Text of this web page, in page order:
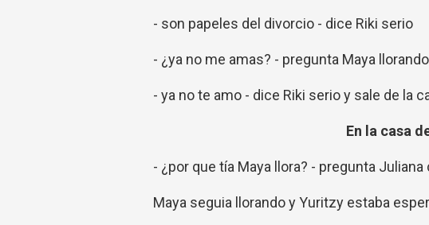
- son papeles del divorcio - dice Riki serio
- ¿ya no me amas? - pregunta Maya llorando
- ya no te amo - dice Riki serio y sale de la
En la casa
- ¿por que tía Maya llora? - pregunta Juliana
Maya seguia llorando y Yuritzy estaba